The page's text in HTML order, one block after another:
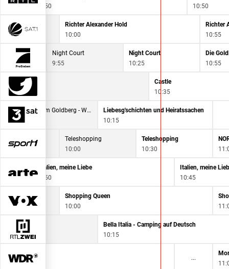
9:50
10:50
Richter Alexander Hold
10:00
Richter
10:55
Court
Night Court
9:55
Night Court
10:25
Die
10:55
Castle
9:40
Castle
10:35
Vom Sonnenberg zum Goldberg - Wandern am Bernsteintrail
Liebesg'schichten und Heiratssachen
10:15
Teleshopping
10:00
Teleshopping
10:30
Italien, meine Liebe
9:50
Italien, meine
10:45
im Visier
Shopping Queen
10:00
Bella Italia - Camping auf Deutsch
10:15